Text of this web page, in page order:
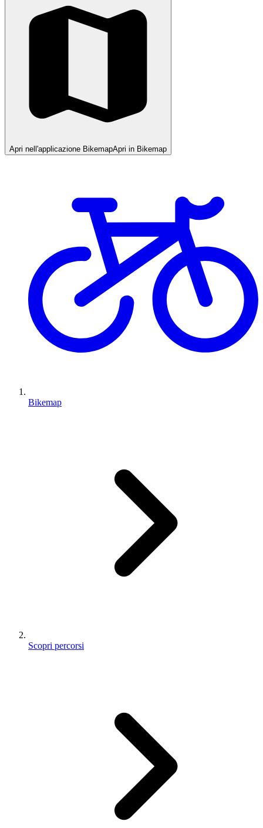
Apri nell'applicazione BikemapApri in Bikemap
Bikemap
Scopri percorsi